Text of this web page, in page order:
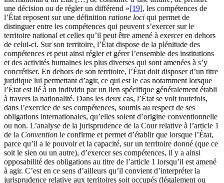
une décision ou de régler un différend »[19], les compétences de
l’État reposent sur une définition ratione loci qui permet de
distinguer entre les compétences qui peuvent s’exercer sur le
territoire national et celles qu’il peut être amené à exercer en dehors
de celui-ci. Sur son territoire, l’État dispose de la plénitude des
compétences et peut ainsi régler et gérer l’ensemble des institutions
et des activités humaines les plus diverses qui sont amenées à s’y
concrétiser. En dehors de son territoire, l’État doit disposer d’un titre
juridique lui permettant d’agir, ce qui est le cas notamment lorsque
l’État est lié à un individu par un lien spécifique généralement établi
à travers la nationalité. Dans les deux cas, l’État se voit toutefois,
dans l’exercice de ses compétences, soumis au respect de ses
obligations internationales, qu’elles soient d’origine conventionnelle
ou non. L’analyse de la jurisprudence de la Cour relative à l’article 1
de la Convention le confirme et permet d’établir que lorsque l’État,
parce qu’il a le pouvoir et la capacité, sur un territoire donné (que ce
soit le sien ou un autre), d’exercer ses compétences, il y a ainsi
opposabilité des obligations au titre de l’article 1 lorsqu’il est amené
à agir. C’est en ce sens d’ailleurs qu’il convient d’interpréter la
jurisprudence relative aux territoires soit occupés (légalement ou